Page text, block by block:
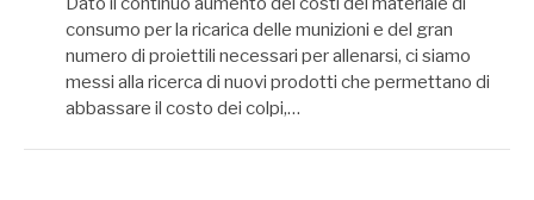
consumo per la ricarica delle munizioni e del gran
numero di proiettili necessari per allenarsi, ci siamo
messi alla ricerca di nuovi prodotti che permettano di
abbassare il costo dei colpi,…